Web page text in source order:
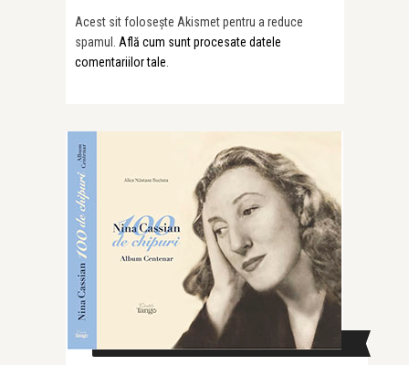
Acest sit folosește Akismet pentru a reduce
spamul. Află cum sunt procesate datele
comentariilor tale
CAUTĂ ÎN SITE